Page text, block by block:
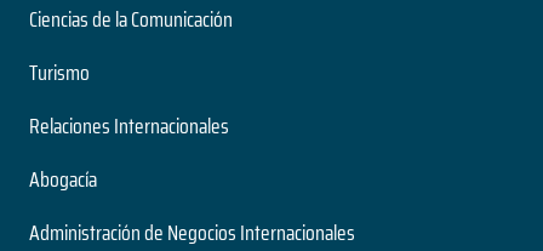
Ciencias de la Comunicación
Turismo
Relaciones Internacionales
Abogacía
Administración de Negocios Internacionales